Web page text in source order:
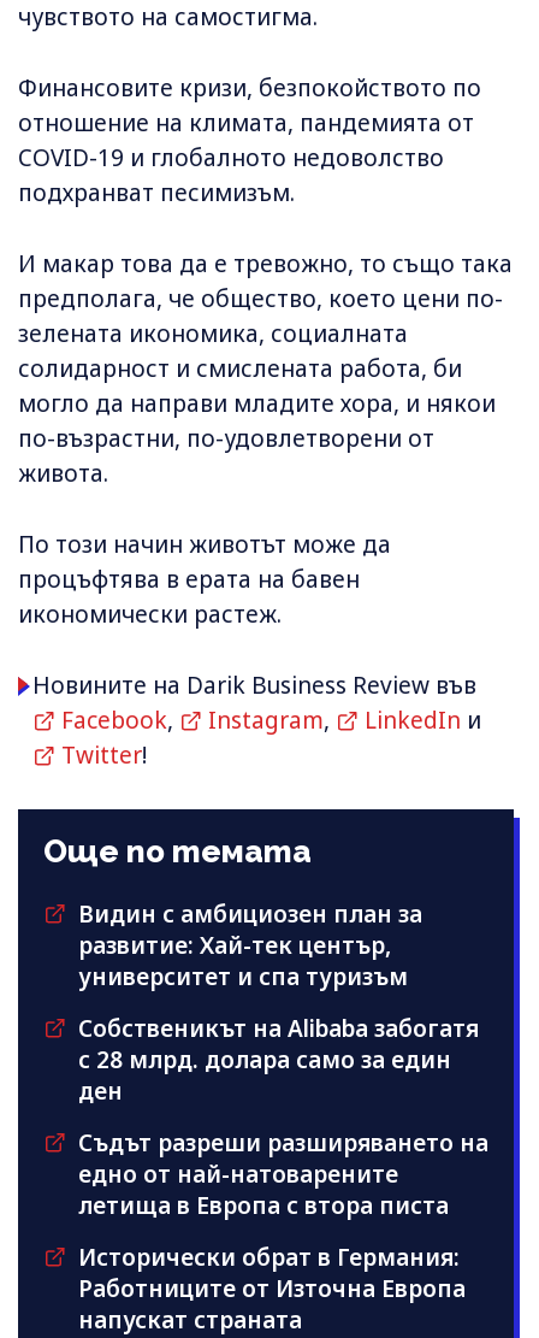
чувството на самостигма.
Финансовите кризи, безпокойството по
отношение на климата, пандемията от
COVID-19 и глобалното недоволство
подхранват песимизъм.
И макар това да е тревожно, то също така
предполага, че общество, което цени по-
зелената икономика, социалната
солидарност и смислената работа, би
могло да направи младите хора, и някои
по-възрастни, по-удовлетворени от
живота.
По този начин животът може да
процъфтява в ерата на бавен
икономически растеж.
Новините на Darik Business Review във
Facebook, Instagram, LinkedIn и
Twitter!
Още по темата
Видин с амбициозен план за
развитие: Хай-тек център,
университет и спа туризъм
Собственикът на Alibaba забогатя
с 28 млрд. долара само за един
ден
Съдът разреши разширяването на
едно от най-натоварените
летища в Европа с втора писта
Исторически обрат в Германия:
Работниците от Източна Европа
напускат страната